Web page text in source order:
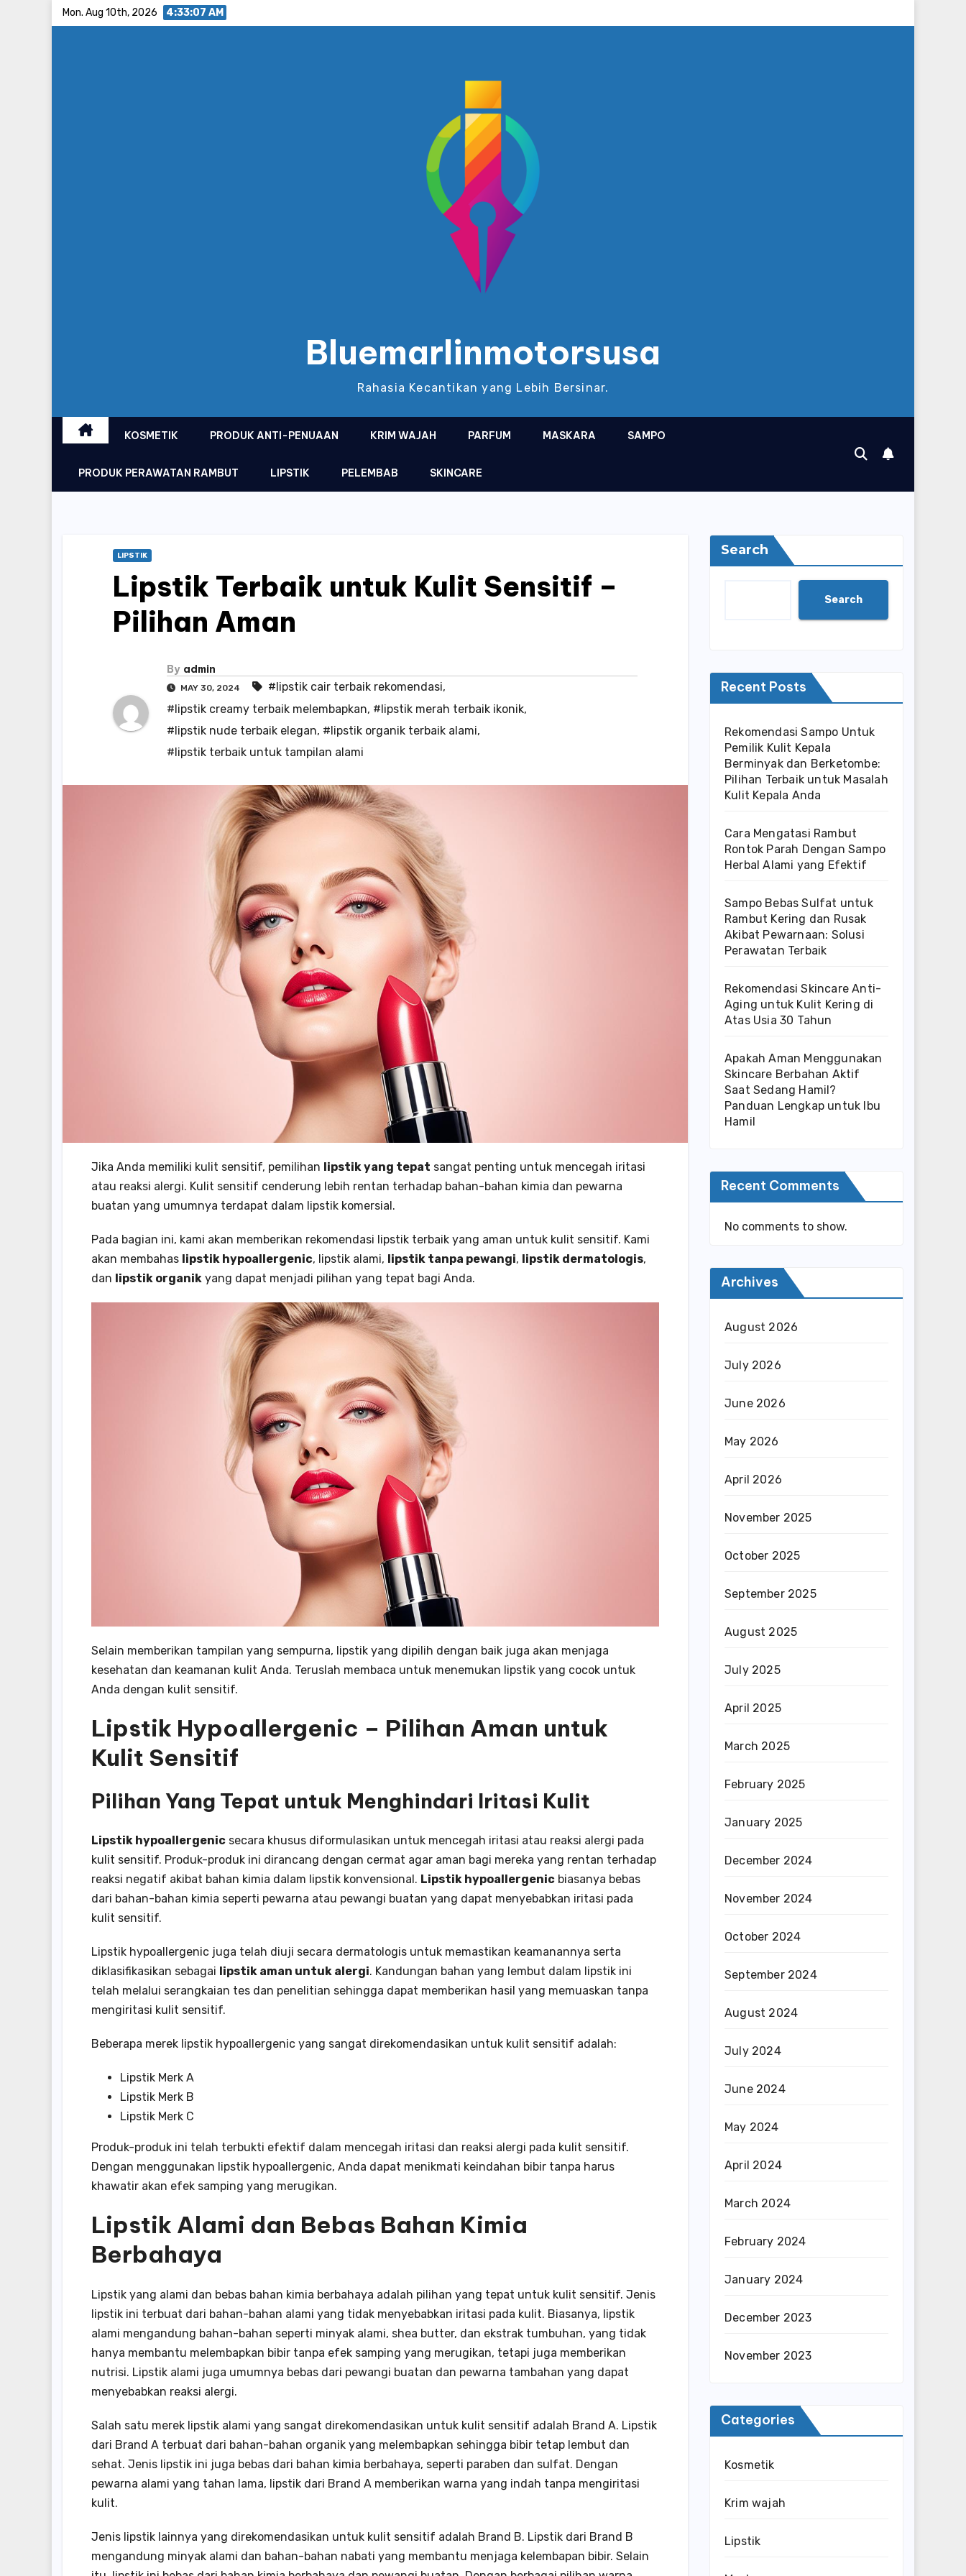
Mon. Aug 10th, 2026 4:33:08 AM
Bluemarlinmotorsusa
Rahasia Kecantikan yang Lebih Bersinar.
KOSMETIK PRODUK ANTI-PENUAAN KRIM WAJAH PARFUM MASKARA SAMPO
PRODUK PERAWATAN RAMBUT LIPSTIK PELEMBAB SKINCARE
LIPSTIK
Lipstik Terbaik untuk Kulit Sensitif –
Pilihan Aman
By admin
MAY 30, 2024 #lipstik cair terbaik rekomendasi,
#lipstik creamy terbaik melembapkan, #lipstik merah terbaik ikonik,
#lipstik nude terbaik elegan, #lipstik organik terbaik alami,
#lipstik terbaik untuk tampilan alami
Jika Anda memiliki kulit sensitif, pemilihan lipstik yang tepat sangat penting untuk mencegah iritasi
atau reaksi alergi. Kulit sensitif cenderung lebih rentan terhadap bahan-bahan kimia dan pewarna
buatan yang umumnya terdapat dalam lipstik komersial.
Pada bagian ini, kami akan memberikan rekomendasi lipstik terbaik yang aman untuk kulit sensitif. Kami
akan membahas lipstik hypoallergenic, lipstik alami, lipstik tanpa pewangi, lipstik dermatologis,
dan lipstik organik yang dapat menjadi pilihan yang tepat bagi Anda.
Selain memberikan tampilan yang sempurna, lipstik yang dipilih dengan baik juga akan menjaga
kesehatan dan keamanan kulit Anda. Teruslah membaca untuk menemukan lipstik yang cocok untuk
Anda dengan kulit sensitif.
Lipstik Hypoallergenic – Pilihan Aman untuk
Kulit Sensitif
Pilihan Yang Tepat untuk Menghindari Iritasi Kulit
Lipstik hypoallergenic secara khusus diformulasikan untuk mencegah iritasi atau reaksi alergi pada
kulit sensitif. Produk-produk ini dirancang dengan cermat agar aman bagi mereka yang rentan terhadap
reaksi negatif akibat bahan kimia dalam lipstik konvensional. Lipstik hypoallergenic biasanya bebas
dari bahan-bahan kimia seperti pewarna atau pewangi buatan yang dapat menyebabkan iritasi pada
kulit sensitif.
Lipstik hypoallergenic juga telah diuji secara dermatologis untuk memastikan keamanannya serta
diklasifikasikan sebagai lipstik aman untuk alergi. Kandungan bahan yang lembut dalam lipstik ini
telah melalui serangkaian tes dan penelitian sehingga dapat memberikan hasil yang memuaskan tanpa
mengiritasi kulit sensitif.
Beberapa merek lipstik hypoallergenic yang sangat direkomendasikan untuk kulit sensitif adalah:
Lipstik Merk A
Lipstik Merk B
Lipstik Merk C
Produk-produk ini telah terbukti efektif dalam mencegah iritasi dan reaksi alergi pada kulit sensitif.
Dengan menggunakan lipstik hypoallergenic, Anda dapat menikmati keindahan bibir tanpa harus
khawatir akan efek samping yang merugikan.
Lipstik Alami dan Bebas Bahan Kimia
Berbahaya
Lipstik yang alami dan bebas bahan kimia berbahaya adalah pilihan yang tepat untuk kulit sensitif. Jenis
lipstik ini terbuat dari bahan-bahan alami yang tidak menyebabkan iritasi pada kulit. Biasanya, lipstik
alami mengandung bahan-bahan seperti minyak alami, shea butter, dan ekstrak tumbuhan, yang tidak
hanya membantu melembapkan bibir tanpa efek samping yang merugikan, tetapi juga memberikan
nutrisi. Lipstik alami juga umumnya bebas dari pewangi buatan dan pewarna tambahan yang dapat
menyebabkan reaksi alergi.
Salah satu merek lipstik alami yang sangat direkomendasikan untuk kulit sensitif adalah Brand A. Lipstik
dari Brand A terbuat dari bahan-bahan organik yang melembapkan sehingga bibir tetap lembut dan
sehat. Jenis lipstik ini juga bebas dari bahan kimia berbahaya, seperti paraben dan sulfat. Dengan
pewarna alami yang tahan lama, lipstik dari Brand A memberikan warna yang indah tanpa mengiritasi
kulit.
Jenis lipstik lainnya yang direkomendasikan untuk kulit sensitif adalah Brand B. Lipstik dari Brand B
mengandung minyak alami dan bahan-bahan nabati yang membantu menjaga kelembapan bibir. Selain
Search
Search
Recent Posts
Rekomendasi Sampo Untuk
Pemilik Kulit Kepala
Berminyak dan Berketombe:
Pilihan Terbaik untuk Masalah
Kulit Kepala Anda
Cara Mengatasi Rambut
Rontok Parah Dengan Sampo
Herbal Alami yang Efektif
Sampo Bebas Sulfat untuk
Rambut Kering dan Rusak
Akibat Pewarnaan: Solusi
Perawatan Terbaik
Rekomendasi Skincare Anti-
Aging untuk Kulit Kering di
Atas Usia 30 Tahun
Apakah Aman Menggunakan
Skincare Berbahan Aktif
Saat Sedang Hamil?
Panduan Lengkap untuk Ibu
Hamil
Recent Comments
No comments to show.
Archives
August 2026
July 2026
June 2026
May 2026
April 2026
November 2025
October 2025
September 2025
August 2025
July 2025
April 2025
March 2025
February 2025
January 2025
December 2024
November 2024
October 2024
September 2024
August 2024
July 2024
June 2024
May 2024
April 2024
March 2024
February 2024
January 2024
December 2023
November 2023
Categories
Kosmetik
Krim wajah
Lipstik